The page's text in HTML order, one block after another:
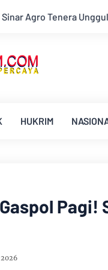
Teluk Duren
HUKRIM
Pagi!